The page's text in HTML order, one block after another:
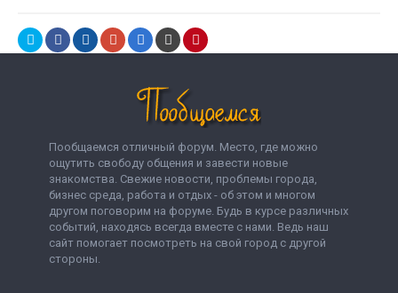
Пообщаемся отличный форум. Место, где можно
ощутить свободу общения и завести новые
знакомства. Свежие новости, проблемы города,
бизнес среда, работа и отдых - об этом и многом
другом поговорим на форуме. Будь в курсе различных
событий, находясь всегда вместе с нами. Ведь наш
сайт помогает посмотреть на свой город с другой
стороны.